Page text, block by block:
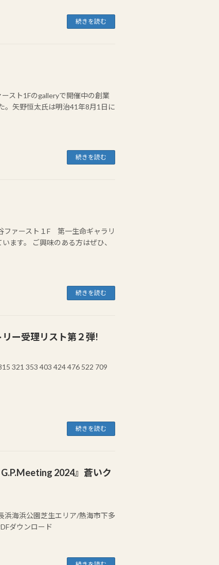
続きを読む
スト1Fのgalleryで開催中の創業
。矢野恒太氏は明治41年8月1日に
続きを読む
ファースト１F 第一生命ギャラリ
ます。 ご興味のある方はぜひ、
続きを読む
リー受理リスト第２弾!
321 353 403 424 476 522 709
続きを読む
2024』蒼いク
浜海浜公園芝生エリア/熱海市下多
ダウンロード